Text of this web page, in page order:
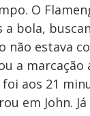
O
bola,
não estava
a marcação
foi aos 21
em John.